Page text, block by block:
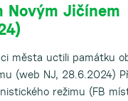
Novým Jičínem
města uctili památku
(web NJ, 28.6.2024)
režimu (FB